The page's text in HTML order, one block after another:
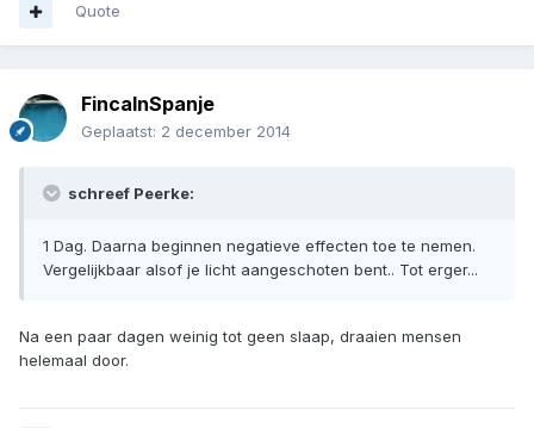
Quote
FincaInSpanje
Geplaatst: 2 december 2014
schreef Peerke:
1 Dag. Daarna beginnen negatieve effecten toe te nemen.
Vergelijkbaar alsof je licht aangeschoten bent.. Tot erger...
Na een paar dagen weinig tot geen slaap, draaien mensen
helemaal door.